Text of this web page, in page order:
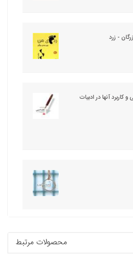
- زرد
کاربرد آنها در ادبیات
محصولات مرتبط